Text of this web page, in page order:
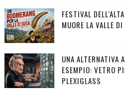
FESTIVAL
MUORE LA VALLE
UNA ALTERNATIVA
ESEMPIO: VETRO
PLEXIGLASS